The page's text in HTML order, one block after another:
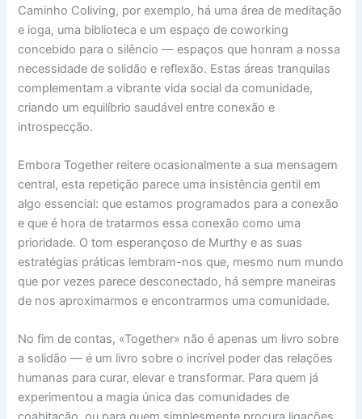
Caminho Coliving, por exemplo, há uma área de meditação
e ioga, uma biblioteca e um espaço de coworking
concebido para o silêncio — espaços que honram a nossa
necessidade de solidão e reflexão. Estas áreas tranquilas
complementam a vibrante vida social da comunidade,
criando um equilíbrio saudável entre conexão e
introspecção.
Embora Together reitere ocasionalmente a sua mensagem
central, esta repetição parece uma insistência gentil em
algo essencial: que estamos programados para a conexão
e que é hora de tratarmos essa conexão como uma
prioridade. O tom esperançoso de Murthy e as suas
estratégias práticas lembram-nos que, mesmo num mundo
que por vezes parece desconectado, há sempre maneiras
de nos aproximarmos e encontrarmos uma comunidade.
No fim de contas, «Together» não é apenas um livro sobre
a solidão — é um livro sobre o incrível poder das relações
humanas para curar, elevar e transformar. Para quem já
experimentou a magia única das comunidades de